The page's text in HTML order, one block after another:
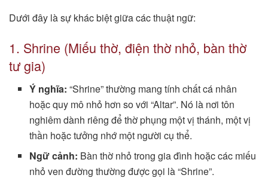
Dưới đây là sự khác biệt giữa các thuật ngữ:
1. Shrine (Miếu thờ, điện thờ nhỏ, bàn thờ
tư gia)
Ý nghĩa: “Shrine” thường mang tính chất cá nhân
hoặc quy mô nhỏ hơn so với “Altar”. Nó là nơi tôn
nghiêm dành riêng để thờ phụng một vị thánh, một vị
thần hoặc tưởng nhớ một người cụ thể.
Ngữ cảnh: Bàn thờ nhỏ trong gia đình hoặc các miếu
nhỏ ven đường thường được gọi là “Shrine”.